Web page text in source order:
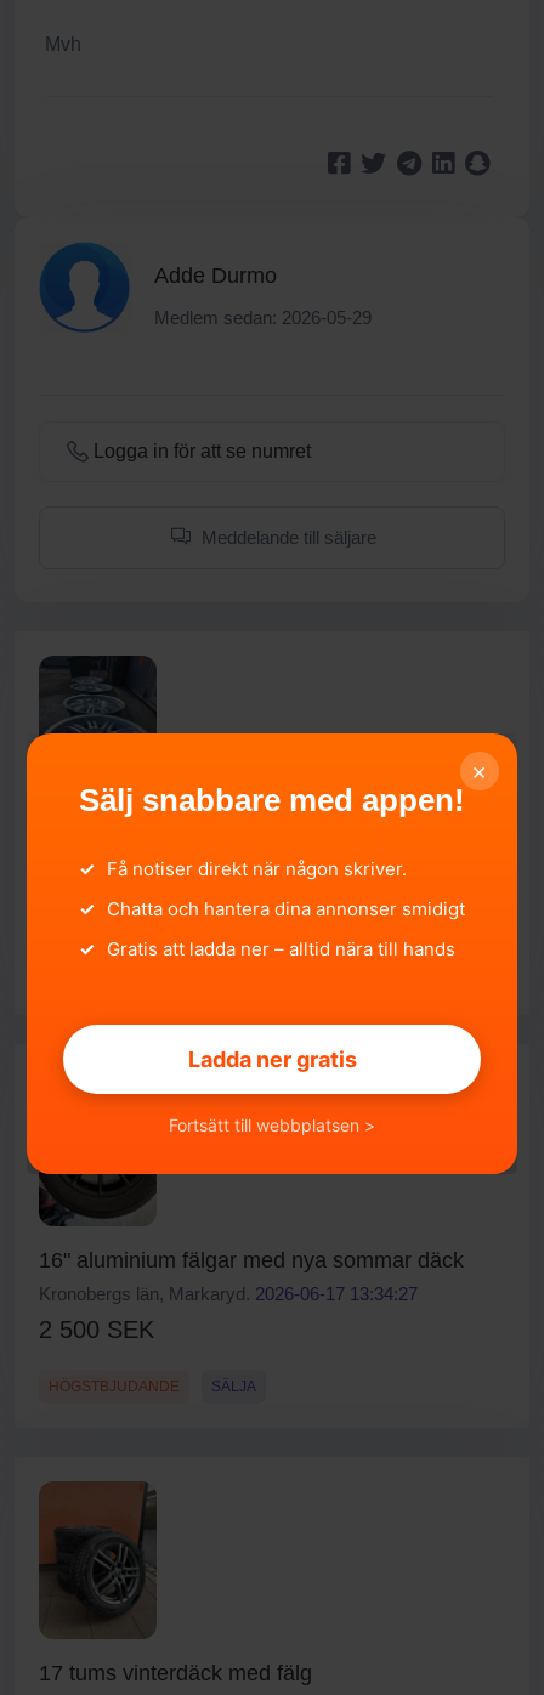
Mvh
Adde Durmo
Medlem sedan: 2026-05-29
Logga in för att se numret
Meddelande till säljare
Västernorrlands län, Sundsvall.2026-04-29 17:36:39
5 500 SEK
16" aluminium fälgar med nya sommar däck
Kronobergs län, Markaryd. 2026-06-17 13:34:27
2 500 SEK
HÖGSTBJUDANDE SÄLJA
17 tums vinterdäck med fälg
×
Sälj snabbare med appen!
✓ Få notiser direkt när någon skriver.
✓ Chatta och hantera dina annonser smidigt
✓ Gratis att ladda ner – alltid nära till hands
Ladda ner gratis
Fortsätt till webbplatsen >